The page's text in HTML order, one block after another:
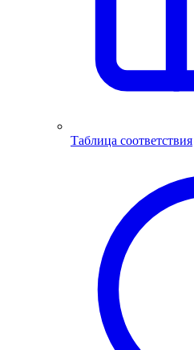
Таблица соответствия